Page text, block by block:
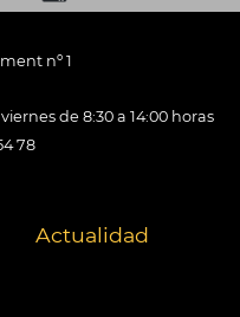
nº 1
de 8:30 a 14:00 horas
78
Actualidad